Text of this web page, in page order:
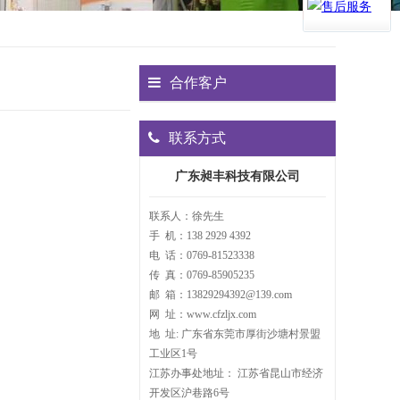
合作客户
联系方式
广东昶丰科技有限公司
联系人：徐先生
手 机：138 2929 4392
电 话：0769-81523338
传 真：0769-85905235
邮 箱：13829294392@139.com
网 址：www.cfzljx.com
地 址: 广东省东莞市厚街沙塘村景盟
工业区1号
江苏办事处地址： 江苏省昆山市经济
开发区沪巷路6号